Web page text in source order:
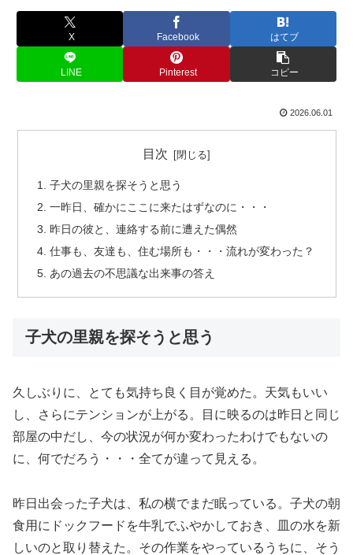
X Facebook はてブ
LINE Pinterest コピー
2026.06.01
目次
子犬の里親を探そうと思う
一昨日、確かにここに来たはずなのに・・・
昨日の彼と、連絡する前に遭えた偶然
仕事も、友達も、住む場所も・・・流れが変わった？
あの過去の不思議な出来事の答え
子犬の里親を探そうと思う
久しぶりに、とても気持ち良く目が覚めた。天気もいい
し、さらにテンションが上がる。目に映るのは昨日と同じ
部屋の中だし、今の状況が何か変わったわけでもないの
に、何でだろう・・・全てが違って見える。
昨日出会った子犬は、私の横でまだ眠っている。子犬の朝
食用にドックフードを牛乳でふやかしておき、皿の水を新
しいのと取り替えた。その作業をやっているうちに、そう